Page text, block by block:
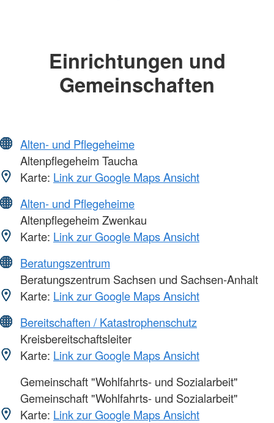
Einrichtungen und
Gemeinschaften
Alten- und Pflegeheime
Altenpflegeheim Taucha
Karte: Link zur Google Maps Ansicht
Alten- und Pflegeheime
Altenpflegeheim Zwenkau
Karte: Link zur Google Maps Ansicht
Beratungszentrum
Beratungszentrum Sachsen und Sachsen-Anhalt
Karte: Link zur Google Maps Ansicht
Bereitschaften / Katastrophenschutz
Kreisbereitschaftsleiter
Karte: Link zur Google Maps Ansicht
Gemeinschaft "Wohlfahrts- und Sozialarbeit"
Gemeinschaft "Wohlfahrts- und Sozialarbeit"
Karte: Link zur Google Maps Ansicht